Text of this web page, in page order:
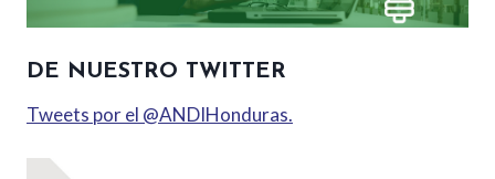
DE NUESTRO TWITTER
Tweets por el @ANDIHonduras.